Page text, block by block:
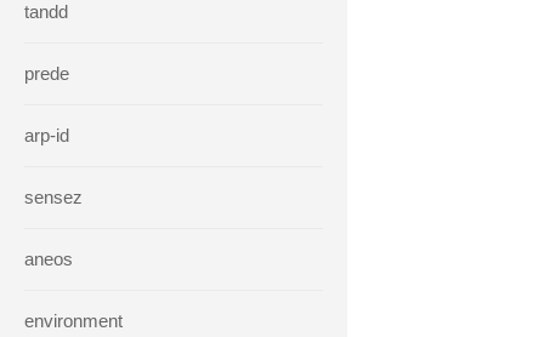
tandd
prede
arp-id
sensez
aneos
environment